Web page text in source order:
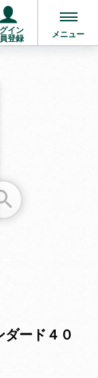
イン
登録
メニュー
ダード４０